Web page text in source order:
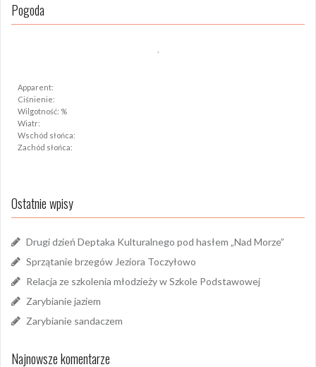
Pogoda
Apparent:
Ciśnienie:
Wilgotność: %
Wiatr:
Wschód słońca:
Zachód słońca:
Ostatnie wpisy
Drugi dzień Deptaka Kulturalnego pod hasłem „Nad Morze”
Sprzątanie brzegów Jeziora Toczyłowo
Relacja ze szkolenia młodzieży w Szkole Podstawowej
Zarybianie jaziem
Zarybianie sandaczem
Najnowsze komentarze